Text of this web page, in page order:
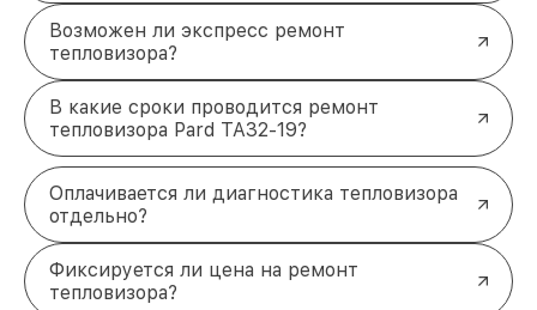
Возможен ли экспресс ремонт
тепловизора?
В какие сроки проводится ремонт
тепловизора Pard TA32-19?
Оплачивается ли диагностика тепловизора
отдельно?
Фиксируется ли цена на ремонт
тепловизора?